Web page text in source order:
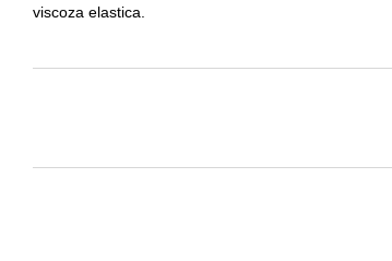
viscoza elastica.